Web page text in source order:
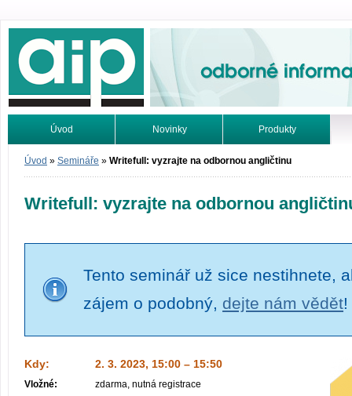
Odborné informace. Online.
Úvod Novinky Produkty
Vyhledávání Tutoriály
Úvod » Semináře » Writefull: vyzrajte na odbornou angličtinu
Writefull: vyzrajte na odbornou
Tento seminář už sice nestihnete,
zájem o podobný, dejte nám vědět!
Kdy: 2. 3. 2023, 15:00 – 15:50
Vložné:
zdarma, nutná registrace